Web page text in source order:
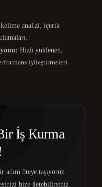
kelime analizi, içerik
Hızlı yüklenen,
iyileştirmeleri.
İş Kurma
öteye taşıyoruz.
bize iletebilirsiniz.